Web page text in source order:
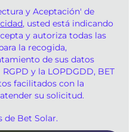
y Aceptación' de
, usted está indicando
y autoriza todas las
la recogida,
de sus datos
y la LOPDGDD, BET
facilitados con la
su solicitud.
de Bet Solar.